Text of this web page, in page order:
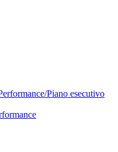
Piano esecutivo